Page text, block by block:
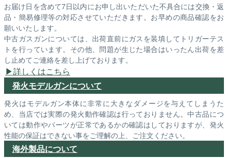
お届け日を含めて7日以内にお申し出いただいた不具合には交換・返
品・簡易修理等の対応させていただきます。お早めの商品確認をお
願いいたします。
中古ガスガンについては、出荷直前にガスを装填してトリガーテス
トを行っています。その他、問題が生じた場合はいったん出荷を差
し止めてご連絡を差し上げております。
詳しくはこちら
発火モデルガンについて
発火はモデルガン本体に非常に大きなダメージを与えてしまうた
め、当店では実際の発火動作確認は行っておりません。中古品につ
いては動作やパーツが正常であるかの確認はしておりますが、発火
性能の保証はできない事をご理解の上、ご注文ください。
海外製品について